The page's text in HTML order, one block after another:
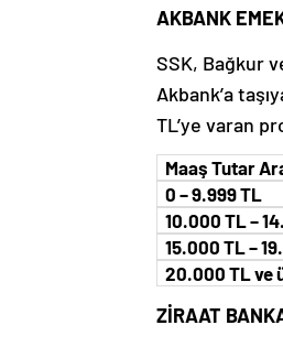
AKBANK
SSK, Bağkur
Akbank’a
TL’ye varan
Maaş Tutar
0 – 9.999 TL
10.000 TL –
15.000 TL –
20.000 TL ve
ZİRAAT